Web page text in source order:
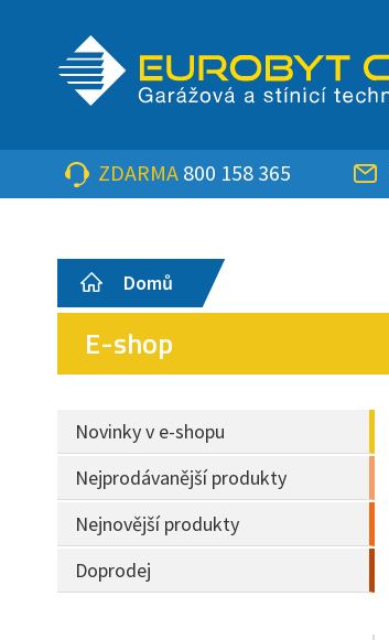
ZDARMA 800 158 365
Domů
E-shop
Novinky v e-shopu
Nejprodávanější produkty
Nejnovější produkty
Doprodej